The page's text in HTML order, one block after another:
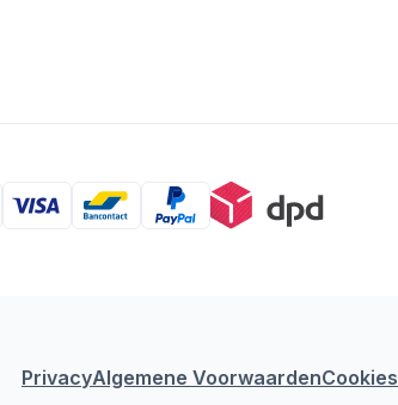
PrivacyAlgemene VoorwaardenCookies